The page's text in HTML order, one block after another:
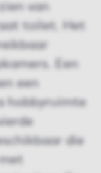
van
toilet. Het
Een
een
hobbyruimte
die